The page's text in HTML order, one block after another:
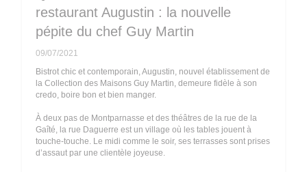
restaurant Augustin : la nouvelle
pépite du chef Guy Martin
09/07/2021
Bistrot chic et contemporain, Augustin, nouvel établissement de
la Collection des Maisons Guy Martin, demeure fidèle à son
credo, boire bon et bien manger.
À deux pas de Montparnasse et des théâtres de la rue de la
Gaîté, la rue Daguerre est un village où les tables jouent à
touche-touche. Le midi comme le soir, ses terrasses sont prises
d’assaut par une clientèle joyeuse.